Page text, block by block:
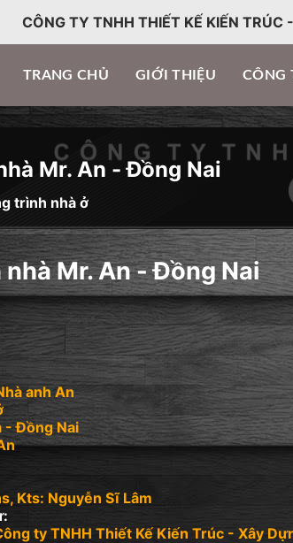
CÔNG TY TNHH THIẾT KẾ KIẾN TRÚC
TRANG CHỦ GIỚI THIỆU CÔNG
Mr. An - Đồng Nai
trình nhà ở
nhà Mr. An - Đồng Nai
anh An
- Đồng Nai
Kts: Nguyễn Sĩ Lâm
ty TNHH Thiết Kế Kiến Trúc - Xây